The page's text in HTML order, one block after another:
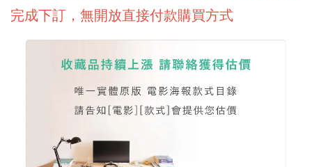
完成下訂，無開放直接付款購買方式